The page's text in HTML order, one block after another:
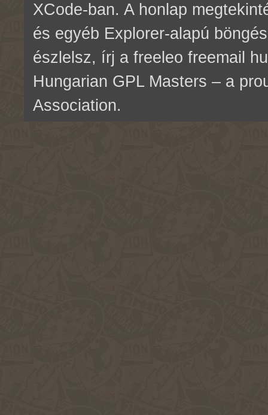
XCode-ban. A honlap
és egyéb Explorer-alapú
észlelsz, írj a freeleo freemail
Hungarian GPL Masters – a
Association.